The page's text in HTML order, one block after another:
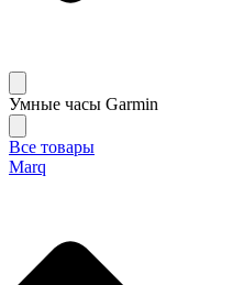
Умные часы Garmin
Все товары
Marq